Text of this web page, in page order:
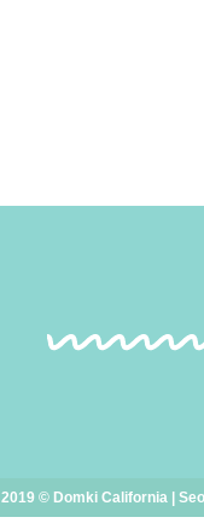
2019 © Domki California |